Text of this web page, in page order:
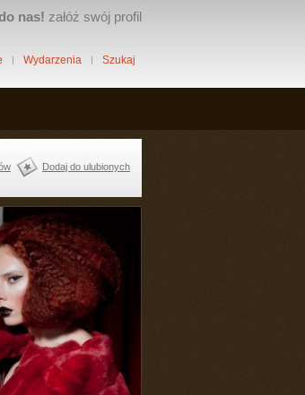
nas! załóż swój profil
Wydarzenia Szukaj
Dodaj do ulubionych